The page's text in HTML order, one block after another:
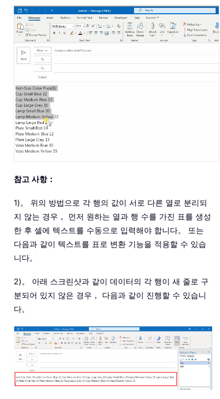
참고 사항：
1)。 위의 방법으로 각 행의 값이 서로 다른 열로 분리되
지 않는 경우， 먼저 원하는 열과 행 수를 가진 표를 생성
한 후 셀에 텍스트를 수동으로 입력해야 합니다。 또는
다음과 같이 텍스트를 표로 변환 기능을 적용할 수 있습
니다。
2)。 아래 스크린샷과 같이 데이터의 각 행이 새 줄로 구
분되어 있지 않은 경우， 다음과 같이 진행할 수 있습니
다。